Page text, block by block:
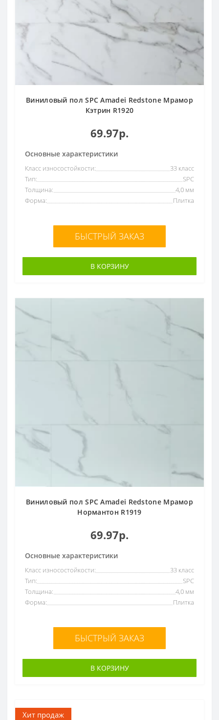
Виниловый пол SPC Amadei Redstone Мрамор
Кэтрин R1920
69.97р.
Основные характеристики
Класс износостойкости:
33 класс
Тип:
SPC
Толщина:
4,0 мм
Форма:
Плитка
БЫСТРЫЙ ЗАКАЗ
В КОРЗИНУ
Виниловый пол SPC Amadei Redstone Мрамор
Нормантон R1919
69.97р.
Основные характеристики
Класс износостойкости:
33 класс
Тип:
SPC
Толщина:
4,0 мм
Форма:
Плитка
БЫСТРЫЙ ЗАКАЗ
В КОРЗИНУ
Хит продаж